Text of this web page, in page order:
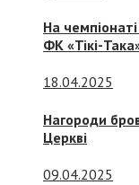
На
ФК «Тікі-
18.04.2025
Нагороди
Церкві
09.04.2025